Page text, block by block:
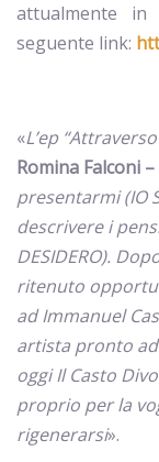
attualmente in
seguente link:
«L’ep
Romina Falconi –
presentarmi (IO
descrivere i
DESIDERO).
ritenuto
ad Immanuel
artista pronto
oggi Il Casto
proprio per la
rigenerarsi».